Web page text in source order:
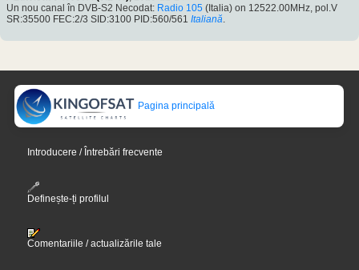
Un nou canal în DVB-S2 Necodat: Radio 105 (Italia) on 12522.00MHz, pol.V
SR:35500 FEC:2/3 SID:3100 PID:560/561 Italiană.
Pagina principală
Introducere / Întrebări frecvente
Definește-ți profilul
Comentariile / actualizările tale